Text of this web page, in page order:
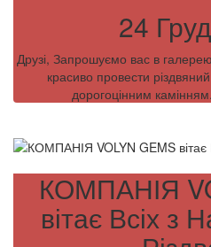
24
Друзі, Запрошуємо вас в
красиво провести
дорогоцінним
КОМПАНІЯ
вітає Всіх з